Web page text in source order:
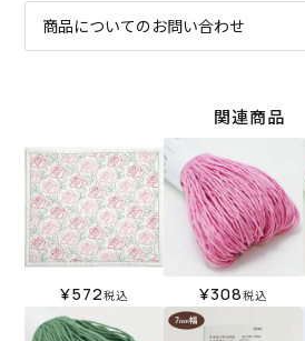
商品についてのお問い合わせ
関連商品
¥572税込 ¥308税込